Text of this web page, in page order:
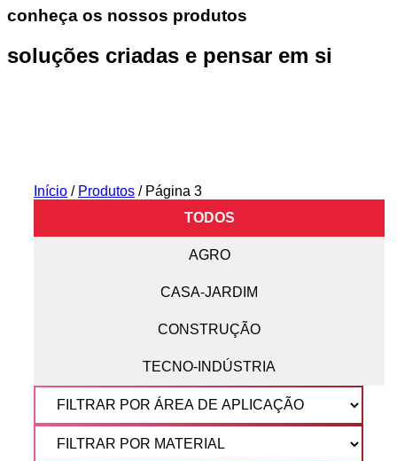
conheça os nossos produtos
soluções criadas e pensar em si
Início / Produtos / Página 3
TODOS
AGRO
CASA-JARDIM
CONSTRUÇÃO
TECNO-INDÚSTRIA